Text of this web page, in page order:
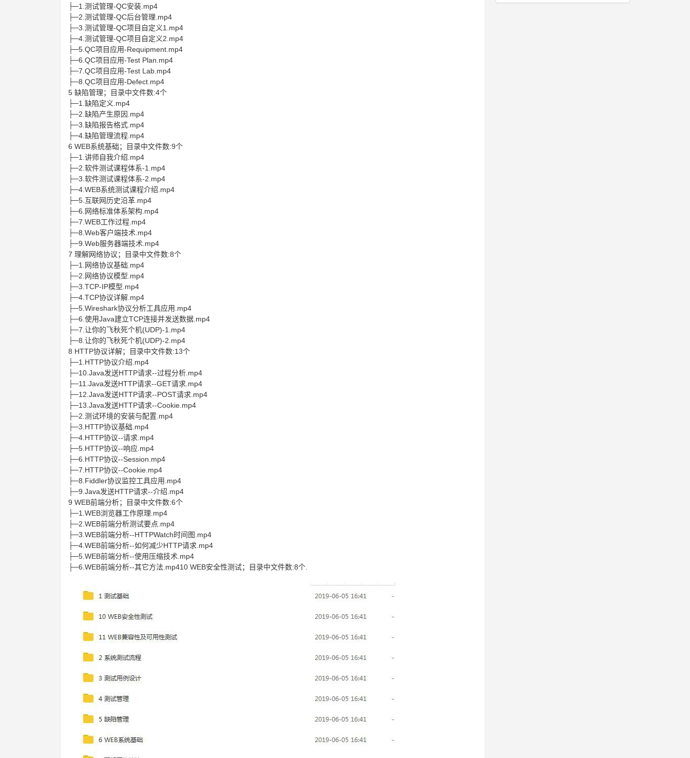
├─1.测试管理-QC安装.mp4
├─2.测试管理-QC后台管理.mp4
├─3.测试管理-QC项目自定义1.mp4
├─4.测试管理-QC项目自定义2.mp4
├─5.QC项目应用-Requipment.mp4
├─6.QC项目应用-Test Plan.mp4
├─7.QC项目应用-Test Lab.mp4
├─8.QC项目应用-Defect.mp4
5 缺陷管理；目录中文件数:4个
├─1.缺陷定义.mp4
├─2.缺陷产生原因.mp4
├─3.缺陷报告格式.mp4
├─4.缺陷管理流程.mp4
6 WEB系统基础；目录中文件数:9个
├─1.讲师自我介绍.mp4
├─2.软件测试课程体系-1.mp4
├─3.软件测试课程体系-2.mp4
├─4.WEB系统测试课程介绍.mp4
├─5.互联网历史沿革.mp4
├─6.网络标准体系架构.mp4
├─7.WEB工作过程.mp4
├─8.Web客户端技术.mp4
├─9.Web服务器端技术.mp4
7 理解网络协议；目录中文件数:8个
├─1.网络协议基础.mp4
├─2.网络协议模型.mp4
├─3.TCP-IP模型.mp4
├─4.TCP协议详解.mp4
├─5.Wireshark协议分析工具应用.mp4
├─6.使用Java建立TCP连接并发送数据.mp4
├─7.让你的飞秋死个机(UDP)-1.mp4
├─8.让你的飞秋死个机(UDP)-2.mp4
8 HTTP协议详解；目录中文件数:13个
├─1.HTTP协议介绍.mp4
├─10.Java发送HTTP请求--过程分析.mp4
├─11.Java发送HTTP请求--GET请求.mp4
├─12.Java发送HTTP请求--POST请求.mp4
├─13.Java发送HTTP请求--Cookie.mp4
├─2.测试环境的安装与配置.mp4
├─3.HTTP协议基础.mp4
├─4.HTTP协议--请求.mp4
├─5.HTTP协议--响应.mp4
├─6.HTTP协议--Session.mp4
├─7.HTTP协议--Cookie.mp4
├─8.Fiddler协议监控工具应用.mp4
├─9.Java发送HTTP请求--介绍.mp4
9 WEB前端分析；目录中文件数:6个
├─1.WEB浏览器工作原理.mp4
├─2.WEB前端分析测试要点.mp4
├─3.WEB前端分析--HTTPWatch时间图.mp4
├─4.WEB前端分析--如何减少HTTP请求.mp4
├─5.WEB前端分析--使用压缩技术.mp4
├─6.WEB前端分析--其它方法.mp410 WEB安全性测试；目录中文件数:8个.